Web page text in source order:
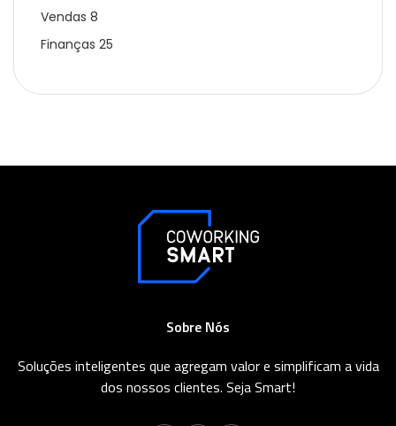
Vendas 8
Finanças 25
Sobre Nós
Soluções inteligentes que agregam valor e simplificam a vida
dos nossos clientes. Seja Smart!